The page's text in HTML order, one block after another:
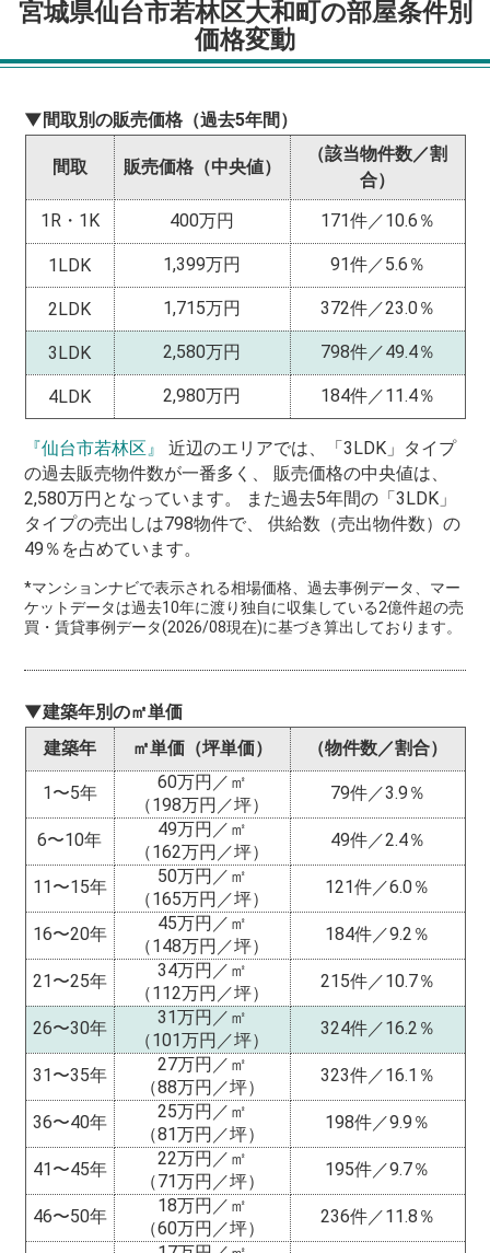
宮城県仙台市若林区大和町の部屋条件別
価格変動
▼間取別の販売価格（過去5年間）
間取 販売価格（中央値）
（該当物件数／割
合）
1R・1K
400万円 171件／10.6％
1LDK 1,399万円 91件／5.6％
2LDK 1,715万円 372件／23.0％
3LDK 2,580万円 798件／49.4％
4LDK 2,980万円 184件／11.4％
『仙台市若林区』
近辺のエリアでは、「3LDK」タイプ
の過去販売物件数が一番多く、 販売価格の中央値は、
2,580万円となっています。 また過去5年間の「3LDK」
タイプの売出しは798物件で、 供給数（売出物件数）の
49％を占めています。
*マンションナビで表示される相場価格、過去事例データ、マー
ケットデータは過去10年に渡り独自に収集している2億件超の売
買・賃貸事例データ(2026/08現在)に基づき算出しております。
▼建築年別の㎡単価
建築年
㎡単価（坪単価） （物件数／割合）
1〜5年
60万円／㎡
（198万円／坪）
79件／3.9％
6〜10年
49万円／㎡
（162万円／坪）
49件／2.4％
11〜15年
50万円／㎡
（165万円／坪）
121件／6.0％
16〜20年
45万円／㎡
（148万円／坪）
184件／9.2％
21〜25年
34万円／㎡
（112万円／坪）
215件／10.7％
26〜30年
31万円／㎡
（101万円／坪）
324件／16.2％
31〜35年
27万円／㎡
（88万円／坪）
323件／16.1％
36〜40年
25万円／㎡
（81万円／坪）
198件／9.9％
41〜45年
22万円／㎡
（71万円／坪）
195件／9.7％
46〜50年
18万円／㎡
（60万円／坪）
236件／11.8％